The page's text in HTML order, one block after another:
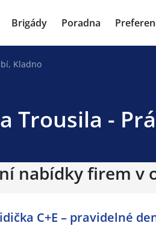
Brigády Poradna
Kladno
Trousila -
nabídky firem v
C+E – pravidelné